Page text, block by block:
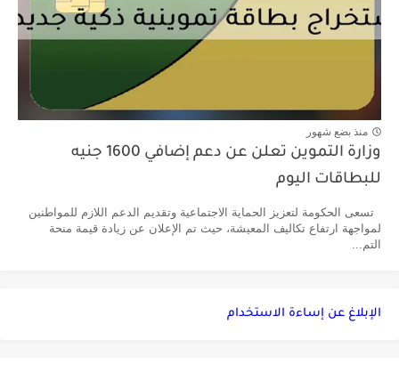
منذ بضع شهور
وزارة التموين تعلن عن دعم إضافي 1600 جنيه
للبطاقات اليوم
تسعى الحكومة لتعزيز الحماية الاجتماعية وتقديم الدعم اللازم للمواطنين
لمواجهة ارتفاع تكاليف المعيشة، حيث تم الإعلان عن زيادة قيمة منحة
التم...
الإبلاغ عن إساءة الاستخدام